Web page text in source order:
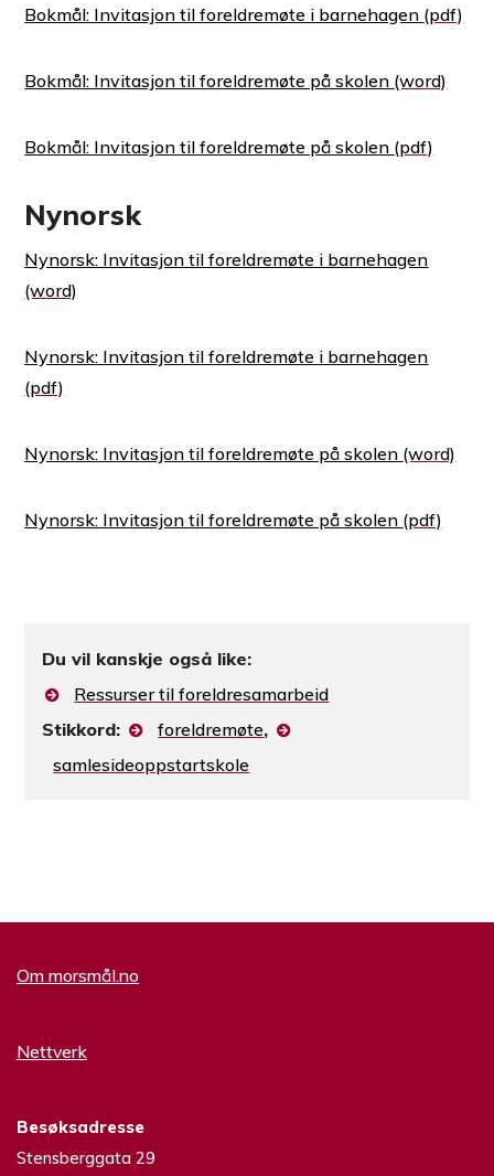
Bokmål: Invitasjon til foreldremøte i barnehagen
Bokmål: Invitasjon til foreldremøte på skolen
Bokmål: Invitasjon til foreldremøte på skolen
Nynorsk
Nynorsk: Invitasjon til foreldremøte i barnehagen
Nynorsk: Invitasjon til foreldremøte i barnehagen
Nynorsk: Invitasjon til foreldremøte på skolen
Nynorsk: Invitasjon til foreldremøte på skolen
Du vil kanskje også like:
Ressurser til foreldresamarbeid
Stikkord:
foreldremøte,
samlesideoppstartskole
Om morsmål.no
Nettverk
Besøksadresse
Stensberggata 29